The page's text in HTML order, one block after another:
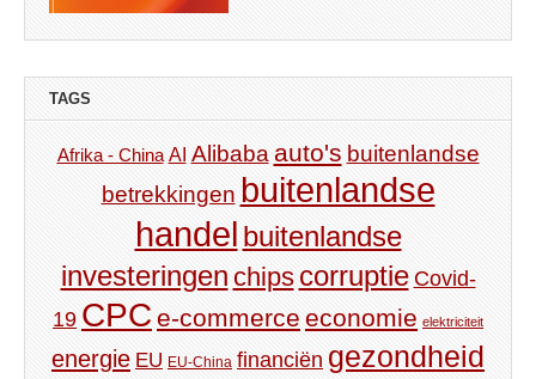
TAGS
Afrika - China AI Alibaba auto's buitenlandse
betrekkingen buitenlandse
handel buitenlandse
investeringen chips corruptie Covid-
19 CPC e-commerce economie elektriciteit
energie EU EU-China financiën gezondheid